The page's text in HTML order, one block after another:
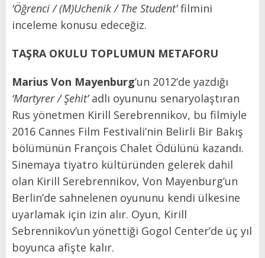
‘Öğrenci / (M)Uchenik / The Student’ filmini
inceleme konusu edeceğiz.
TAŞRA OKULU TOPLUMUN METAFORU
Marius Von Mayenburg’un 2012’de yazdığı
‘Martyrer / Şehit’ adlı oyununu senaryolaştıran
Rus yönetmen Kirill Serebrennikov, bu filmiyle
2016 Cannes Film Festivali’nin Belirli Bir Bakış
bölümünün François Chalet Ödülünü kazandı.
Sinemaya tiyatro kültüründen gelerek dahil
olan Kirill Serebrennikov, Von Mayenburg’un
Berlin’de sahnelenen oyununu kendi ülkesine
uyarlamak için izin alır. Oyun, Kirill
Sebrennikov’un yönettiği Gogol Center’de üç yıl
boyunca afişte kalır.